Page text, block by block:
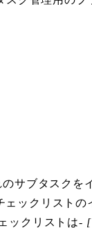
サブタスクを
ックリストの
ックリストは- [